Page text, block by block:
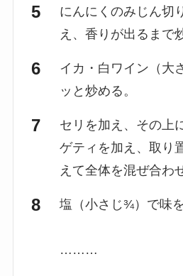
にんにくのみじん切
え、香りが出るまで
イカ・白ワイン（大
ッと炒める。
セリを加え、その上
ゲティを加え、取り
えて全体を混ぜ合わ
塩（小さじ¾）で味を
………